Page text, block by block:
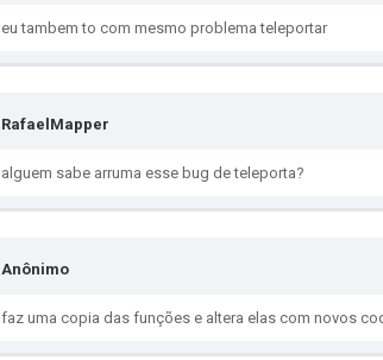
eu tambem to com mesmo problema teleportar
RafaelMapper
alguem sabe arruma esse bug de teleporta?
Anônimo
faz uma copia das funções e altera elas com novos